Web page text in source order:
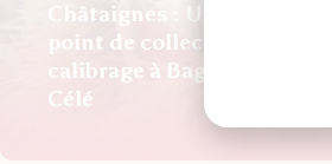
Châtaignes : Un nouveau
point de collecte et de
calibrage à Bagnac sur
Célé